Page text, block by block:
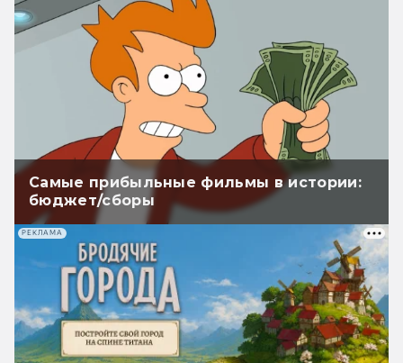
Самые прибыльные фильмы в истории:
бюджет/сборы
РЕКЛАМА